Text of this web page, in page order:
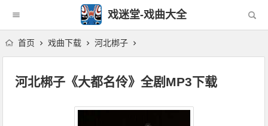
戏迷堂-戏曲大全
首页 戏曲下载 河北梆子
河北梆子《大都名伶》全剧MP3下载